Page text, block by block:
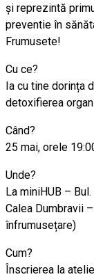
și reprezintă
preventie în
Frumusete!
Cu ce?
Ia cu tine dorința
detoxifierea
Când?
25 mai, orele
Unde?
La miniHUB –
Calea Dumbravii
înfrumusețare)
Cum?
Înscrierea la